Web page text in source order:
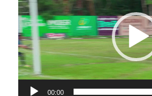
vídeo
00:00